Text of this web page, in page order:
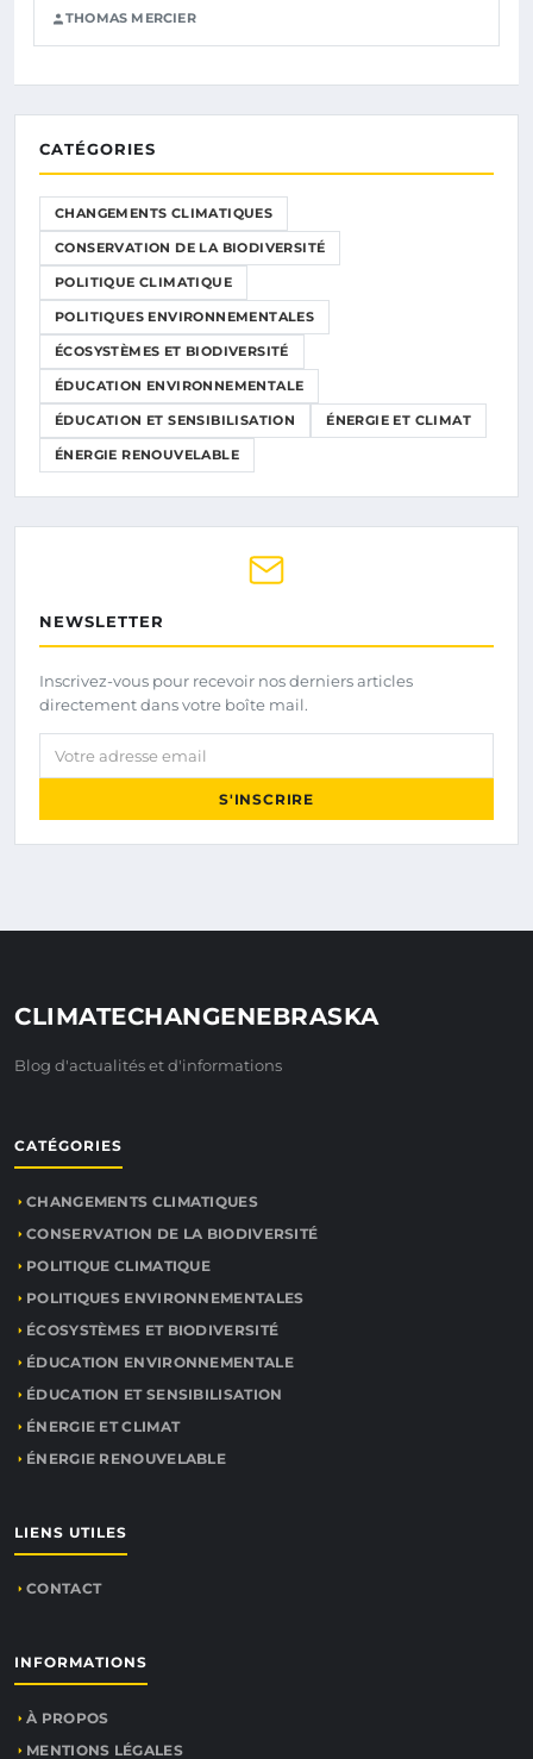
THOMAS MERCIER
CATÉGORIES
CHANGEMENTS CLIMATIQUES
CONSERVATION DE LA BIODIVERSITÉ
POLITIQUE CLIMATIQUE
POLITIQUES ENVIRONNEMENTALES
ÉCOSYSTÈMES ET BIODIVERSITÉ
ÉDUCATION ENVIRONNEMENTALE
ÉDUCATION ET SENSIBILISATION ÉNERGIE ET CLIMAT
ÉNERGIE RENOUVELABLE
NEWSLETTER
Inscrivez-vous pour recevoir nos derniers articles
directement dans votre boîte mail.
Votre adresse email
S'INSCRIRE
CLIMATECHANGENEBRASKA
Blog d'actualités et d'informations
CATÉGORIES
CHANGEMENTS CLIMATIQUES
CONSERVATION DE LA BIODIVERSITÉ
POLITIQUE CLIMATIQUE
POLITIQUES ENVIRONNEMENTALES
ÉCOSYSTÈMES ET BIODIVERSITÉ
ÉDUCATION ENVIRONNEMENTALE
ÉDUCATION ET SENSIBILISATION
ÉNERGIE ET CLIMAT
ÉNERGIE RENOUVELABLE
LIENS UTILES
CONTACT
INFORMATIONS
À PROPOS
MENTIONS LÉGALES